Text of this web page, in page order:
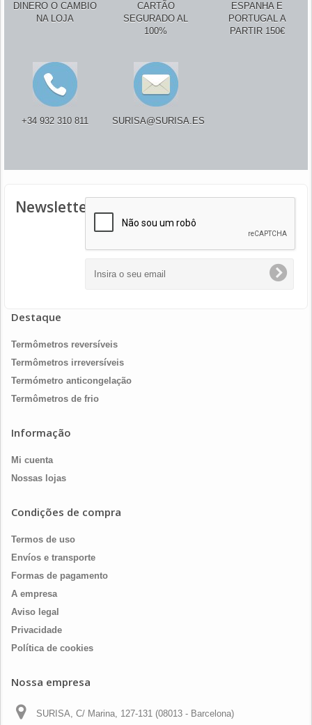
DINERO O CAMBIO
NA LOJA
CARTÃO
SEGURADO AL
100%
ESPANHA E
PORTUGAL A
PARTIR 150€
+34 932 310 811 SURISA@SURISA.ES
Newsletter
Destaque
Termômetros reversíveis
Termômetros irreversíveis
Termómetro anticongelação
Termômetros de frio
Informação
Mi cuenta
Nossas lojas
Condições de compra
Termos de uso
Envíos e transporte
Formas de pagamento
A empresa
Aviso legal
Privacidade
Política de cookies
Nossa empresa
SURISA, C/ Marina, 127-131 (08013 - Barcelona)